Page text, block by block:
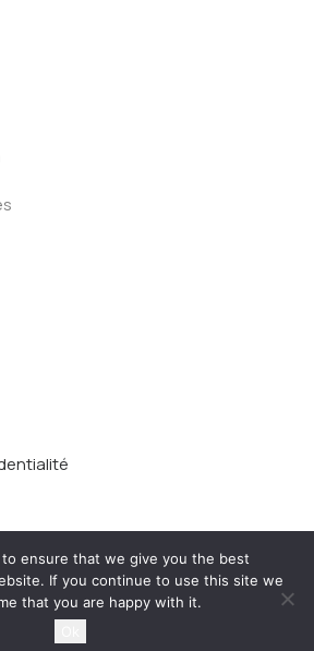
2026. Tous droits réservés.
to ensure that we give you the best
If you continue to use this site we
that you are happy with it.